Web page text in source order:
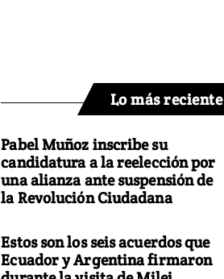
Lo más reciente
Pabel Muñoz inscribe su
candidatura a la reelección por
una alianza ante suspensión de
la Revolución Ciudadana
Estos son los seis acuerdos que
Ecuador y Argentina firmaron